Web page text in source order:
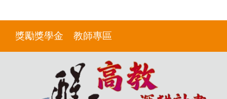
獎勵獎學金 教師專區